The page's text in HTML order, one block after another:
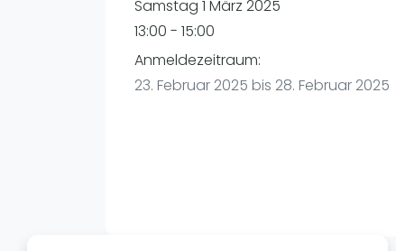
Verschiedenes
Samstag 1 März 2025
13:00 - 15:00
Anmeldezeitraum:
23. Februar 2025 bis 28. Februar 2025